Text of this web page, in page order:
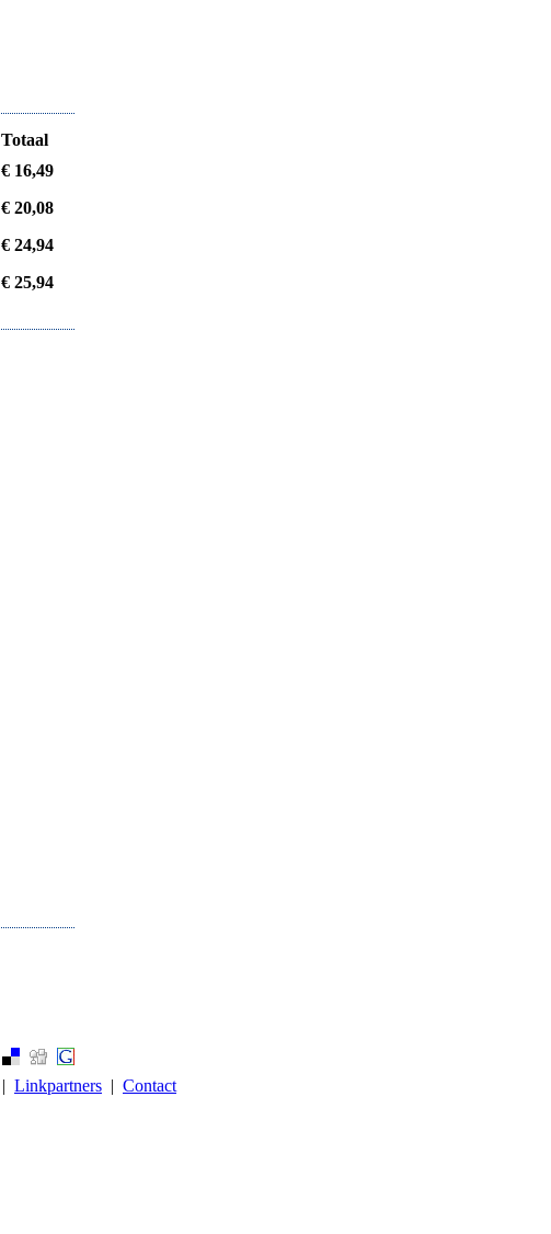
Totaal
€ 16,49
€ 20,08
€ 24,94
€ 25,94
| Linkpartners | Contact